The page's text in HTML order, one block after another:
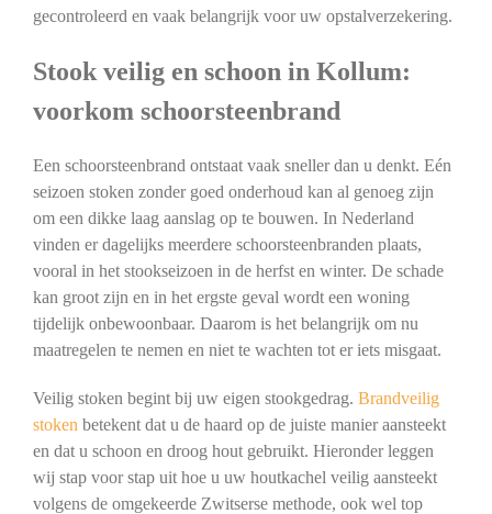
gecontroleerd en vaak belangrijk voor uw opstalverzekering.
Stook veilig en schoon in Kollum:
voorkom schoorsteenbrand
Een schoorsteenbrand ontstaat vaak sneller dan u denkt. Eén
seizoen stoken zonder goed onderhoud kan al genoeg zijn
om een dikke laag aanslag op te bouwen. In Nederland
vinden er dagelijks meerdere schoorsteenbranden plaats,
vooral in het stookseizoen in de herfst en winter. De schade
kan groot zijn en in het ergste geval wordt een woning
tijdelijk onbewoonbaar. Daarom is het belangrijk om nu
maatregelen te nemen en niet te wachten tot er iets misgaat.
Veilig stoken begint bij uw eigen stookgedrag. Brandveilig
stoken betekent dat u de haard op de juiste manier aansteekt
en dat u schoon en droog hout gebruikt. Hieronder leggen
wij stap voor stap uit hoe u uw houtkachel veilig aansteekt
volgens de omgekeerde Zwitserse methode, ook wel top